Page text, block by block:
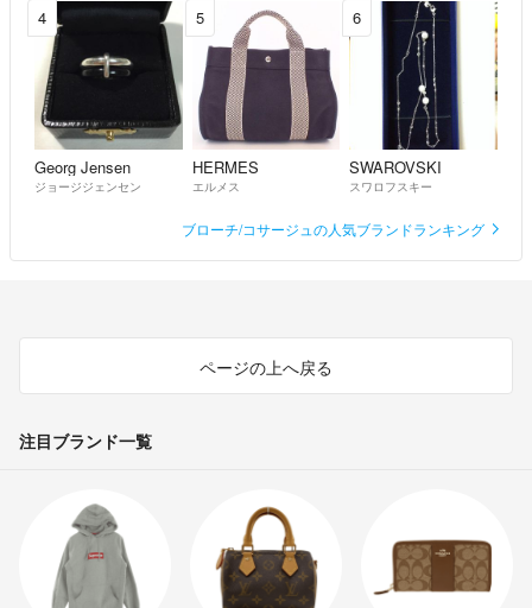
4
Georg Jensen
ジョージジェンセン
5
HERMES
エルメス
6
SWAROVSKI
スワロフスキー
ブローチ/コサージュの人気ブランドランキング
ページの上へ戻る
注目ブランド一覧